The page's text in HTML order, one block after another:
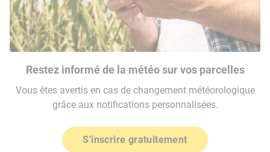
Restez informé de la météo sur vos parcelles
Vous êtes avertis en cas de changement météorologique
grâce aux notifications personnalisées.
S'inscrire gratuitement